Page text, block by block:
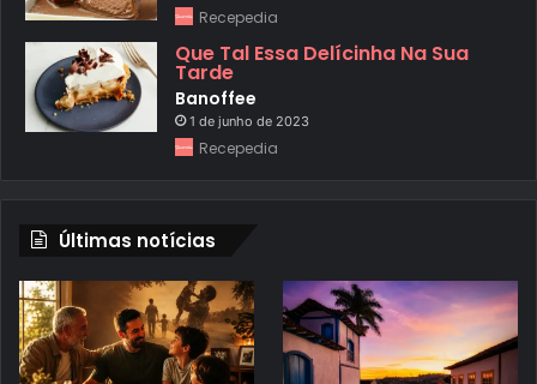
Recepedia
Que Tal Essa Delícinha Na Sua
Tarde
Banoffee
1 de junho de 2023
Recepedia
Últimas notícias